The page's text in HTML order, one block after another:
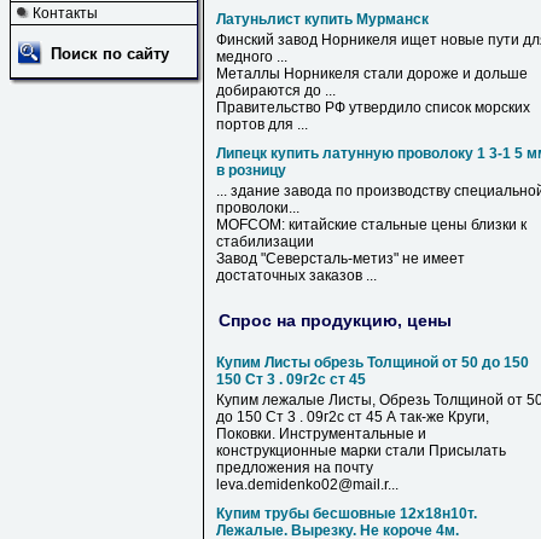
Контакты
Поиск по сайту
Латуньлист купить Мурманск
Финский завод Норникеля ищет новые пути
медного ...
Металлы Норникеля стали дороже и дольше
добираются до ...
Правительство РФ утвердило список морских
портов для ...
Липецк купить латунную проволоку 1 3-1 5
в розницу
... здание завода по производству
проволоки...
MOFCOM: китайские стальные цены близки к
стабилизации
Завод "Северсталь-метиз" не имеет
достаточных заказов ...
Спрос на продукцию, цены
Купим Листы обрезь Толщиной от 50 до 150
150 Ст 3 . 09г2с ст 45
Купим лежалые Листы, Обрезь Толщиной от
до 150 Ст 3 . 09г2с ст 45 А так-же Круги,
Поковки. Инструментальные и
конструкционные марки стали Присылать
предложения на почту
leva.demidenko02@mail.r...
Купим трубы бесшовные 12х18н10т.
Лежалые. Вырезку. Не короче 4м.